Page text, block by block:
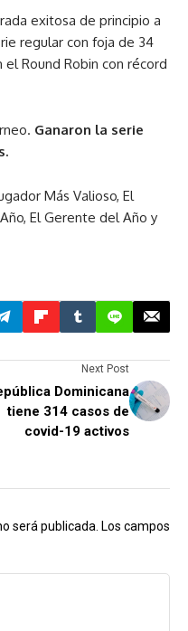
exitosa de principio a
regular con foja de 34
Round Robin con récord
Ganaron la serie
Más Valioso, El
El Gerente del Año y
Next Post
Dominicana
tiene 314 casos de
covid-19 activos
será publicada. Los campos